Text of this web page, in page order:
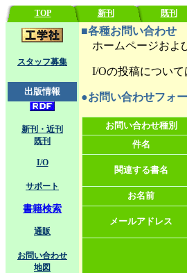
TOP 新刊 既刊
スタッフ募集
出版情報
新刊・近刊
既刊
I/O
サポート
書籍検索
通販
お問い合わせ
地図
■各種お問い合わせ
ホームページおよ
I/Oの投稿について
●お問い合わせフォ
お問い合わせ種別
件名
関連する書名
お名前
メールアドレス